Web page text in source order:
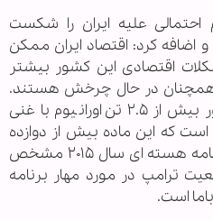
احتمالی علیه ایران را شکست
کرد: اقتصاد ایران ممکن
اقتصادی این کشور بیشتر
همچنان در حال چرخش هستند.
گفته می شود اکنون این کشور بیش از ۲.۵ تن اورانیوم با غنی
که این ماده بیش از دوازده
برابر میزانی است که در توافقنامه هسته ای سال ۲۰۱۵ مشخص
ترامپ در مورد مهار برنامه
است.